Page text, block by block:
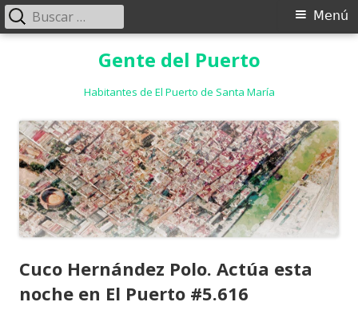
Gente del Puerto
Habitantes de El Puerto de Santa María
Menú
Menú
Buscar:
Cuco Hernández Polo. Actúa esta
noche en El Puerto #5.616